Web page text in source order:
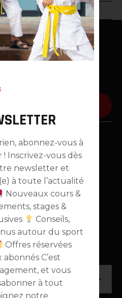
abonnez-vous à
Inscrivez-vous dès
newsletter et
à toute l’actualité
Nouveaux cours &
stages &
Conseils,
autour du sport
Offres réservées
C’est
et vous
à tout
notre
POUR DES
41, avenue des